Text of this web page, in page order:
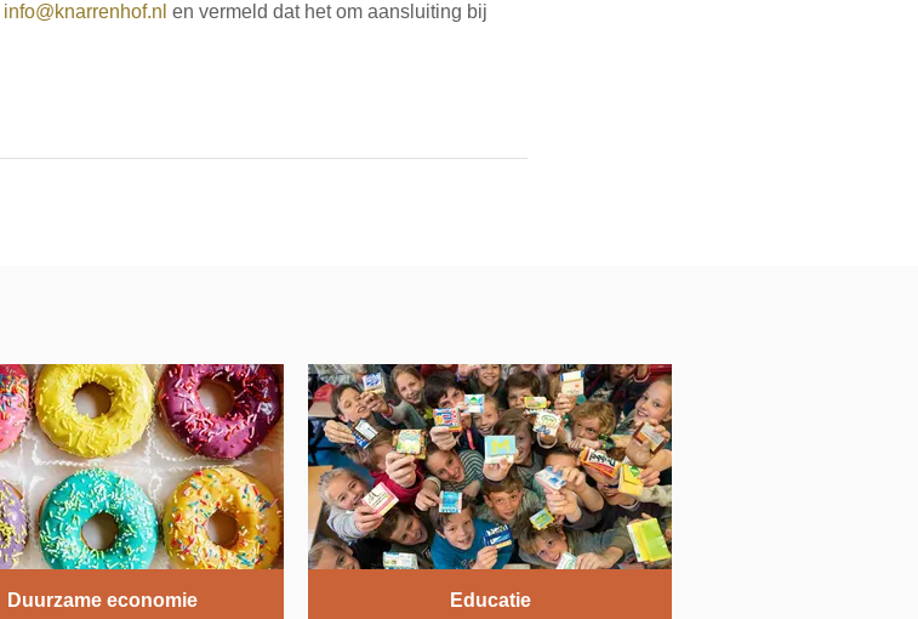
info@knarrenhof.nl en vermeld dat het om aansluiting bij
Duurzame economie Educatie